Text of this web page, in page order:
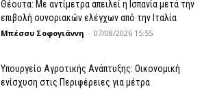
Θέουτα: Με αντίμετρα απειλεί η Ισπανία μετά την
επιβολή συνοριακών ελέγχων από την Ιταλία
Μπέσσυ Σοφογιάννη - 07/08/2026 15:55
Υπουργείο Αγροτικής Ανάπτυξης: Οικονομική
ενίσχυση στις Περιφέρειες για μέτρα